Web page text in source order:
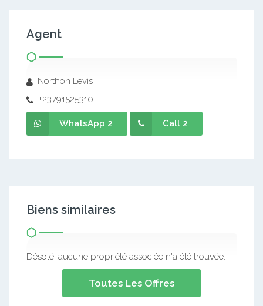
Agent
Northon Levis
+23791525310
WhatsApp 2 Call 2
Biens similaires
Désolé, aucune propriété associée n'a été trouvée.
Toutes Les Offres